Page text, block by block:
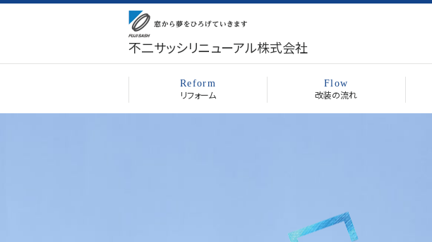
不二サッシリニューアル株式会社
Reform
リフォーム
Flow
改装の流れ